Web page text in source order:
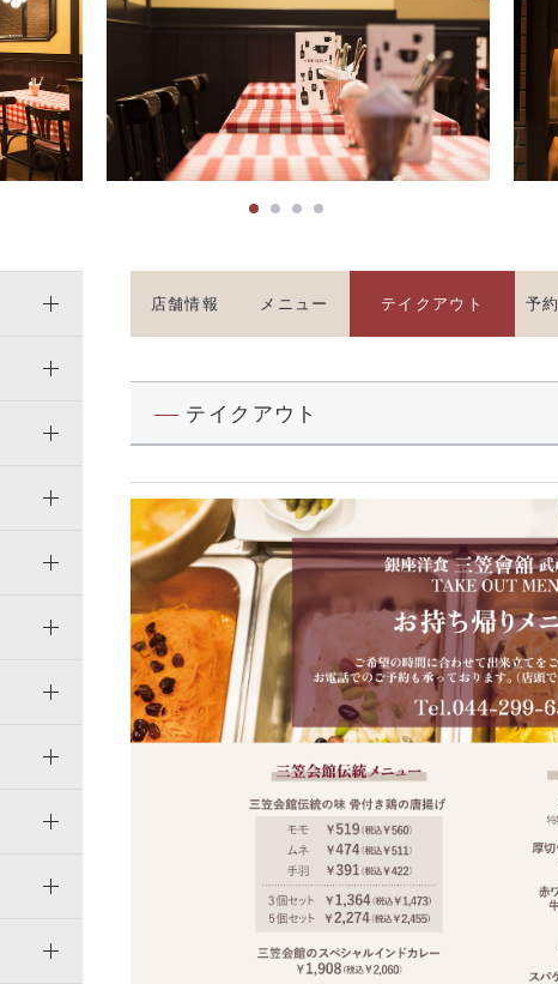
店舗情報 メニュー テイクアウト 予約
テイクアウト